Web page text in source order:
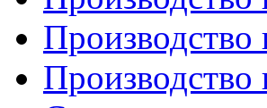
Производство
Производство